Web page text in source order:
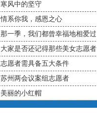
寒风中的坚守
情系你我，感恩之心
那一季，我们都曾幸福地相爱过
大家是否还记得那些美女志愿者
志愿者需具备五大条件
苏州两会议案组志愿者
美丽的小红帽